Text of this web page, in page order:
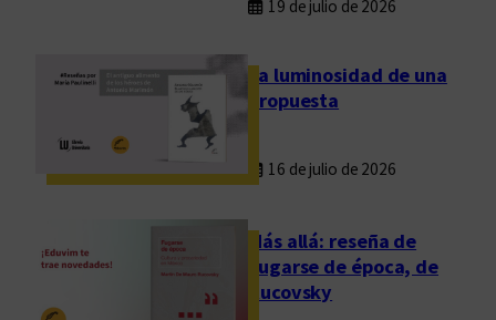
19 de julio de 2026
La luminosidad de una
propuesta
16 de julio de 2026
Más allá: reseña de
Fugarse de época, de
Rucovsky